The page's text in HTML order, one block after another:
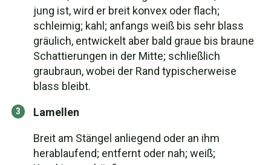
jung ist, wird er breit konvex oder flach;
schleimig; kahl; anfangs weiß bis sehr blass
gräulich, entwickelt aber bald graue bis braune
Schattierungen in der Mitte; schließlich
graubraun, wobei der Rand typischerweise
blass bleibt.
Lamellen
Breit am Stängel anliegend oder an ihm
herablaufend; entfernt oder nah; weiß;